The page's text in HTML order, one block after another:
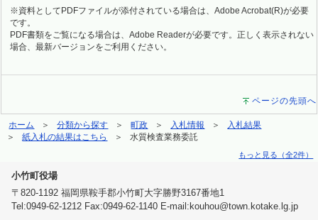
※資料としてPDFファイルが添付されている場合は、Adobe Acrobat(R)が必要
です。
PDF書類をご覧になる場合は、Adobe Readerが必要です。正しく表示されない
場合、最新バージョンをご利用ください。
ページの先頭へ
ホーム 分類から探す 町政 入札情報
入札結果
紙入札の結果はこちら
水質検査業務委託
もっと見る（全2件）
小竹町役場
〒820-1192 福岡県鞍手郡小竹町大字勝野3167番地1
Tel:0949-62-1212 Fax:0949-62-1140 E-mail:kouhou@town.kotake.lg.jp